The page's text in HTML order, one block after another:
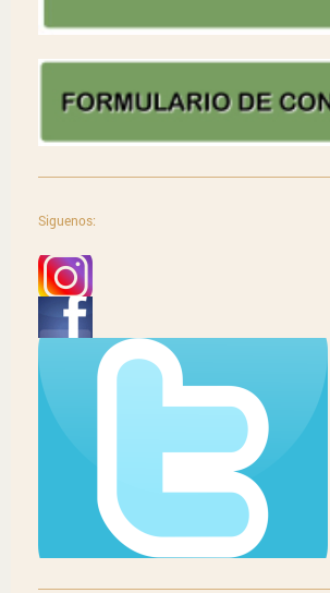
Siguenos: